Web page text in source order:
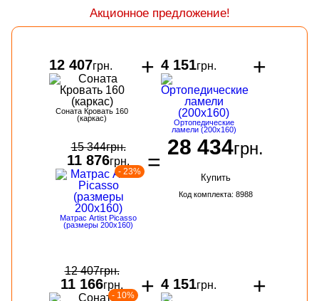
Акционное предложение!
12 407грн.
Соната Кровать 160
(каркас)
+ 4 151грн.
Ортопедические
ламели (200х160)
+
15 344грн.
11 876грн.
- 23%
Матрас Artist Picasso
(размеры 200х160)
=
28 434грн.
Купить
Код комплекта: 8988
12 407грн.
11 166грн.
- 10% + 4 151грн. +